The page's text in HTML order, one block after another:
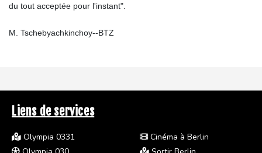
du tout acceptée pour l'instant".
M. Tschebyachkinchoy--BTZ
Liens de services
Olympia 0331
Cinéma à Berlin